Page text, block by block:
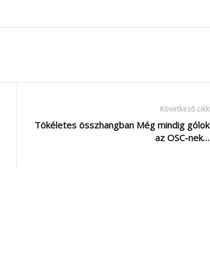
Következő cikk
Tökéletes összhangban Még mindig gólok
az OSC-nek…